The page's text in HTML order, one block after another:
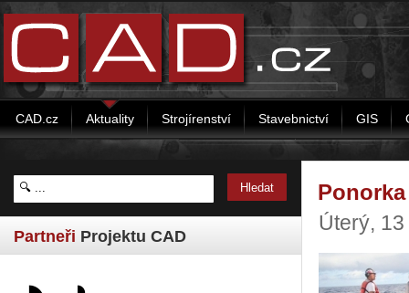
CAD.cz Aktuality Strojírenství Stavebnictví GIS
Partneři Projektu CAD
Úterý,